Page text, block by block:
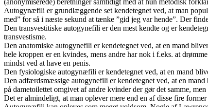
Autogynæfili er grundlæggende set kendetegnet ved, at man
med” for så i næste sekund at tænke ”gid jeg var hende”. Der
Den transvestitiske autogynefili er den mest kendte og er
transvestisme.
Den anatomiske autogynefili er kendetegnet ved, at en mand
hele kroppen er en kvindes, mens andre har nok i f.eks. at
mindst ved at have en penis.
Den fysiologiske autogynæfili er kendetegnet ved, at en mand
Den adfærdsmæssige autogynefili er kendetegnet ved, at en
på dametoilettet omgivet af andre kvinder der gør det samme,
Det er almindeligt, at man oplever mere end en af disse fire